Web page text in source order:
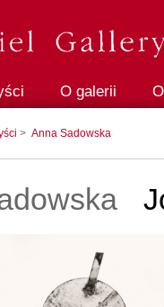
O galerii
> Anna Sadowska